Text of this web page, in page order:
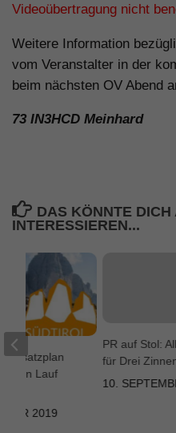
Videoübertragung nicht
Weitere Information
vom Veranstalter in der
beim nächsten OV Abend
73 IN3HCD Meinhard
DAS KÖNNTE DICH
INTERESSIEREN...
PR auf Stol:
für Drei
10.
Einsatzplan
Lauf
2019